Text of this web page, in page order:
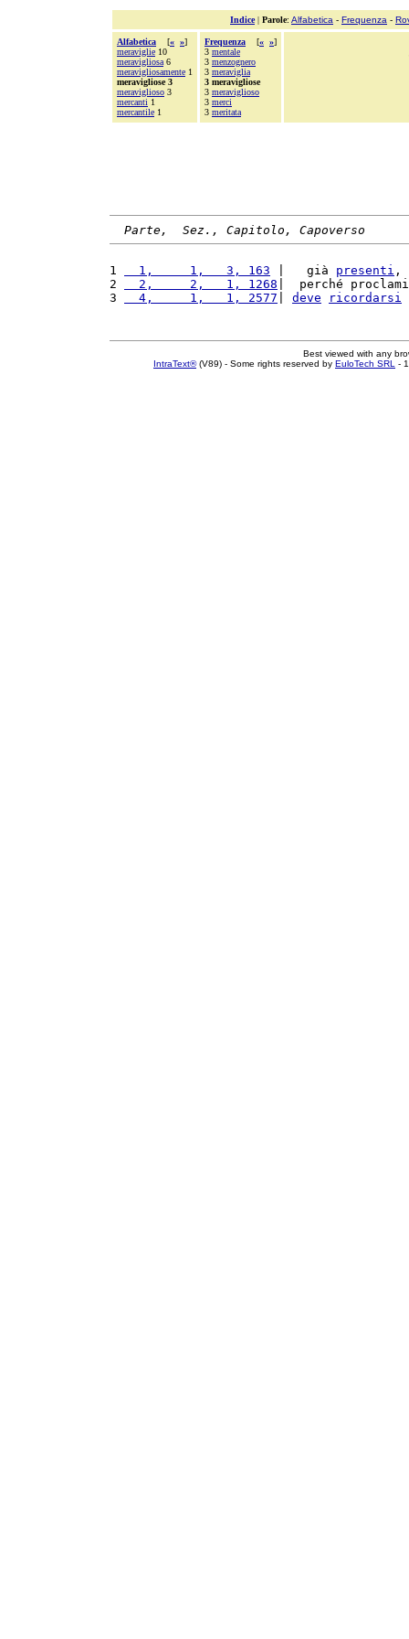
Indice| Parole: Alfabetica - Frequenza -
Alfabetica [« »]
meraviglie 10
meravigliosa 6
meravigliosamente 1
meravigliose 3
meraviglioso 3
mercanti 1
mercantile 1
Frequenza [« »]
3 mentale
3 menzognero
3 meraviglia
3 meravigliose
3 meraviglioso
3 merci
3 meritata
Parte,  Sez., Capitolo, Capoverso
1
  1,     1,   3, 163
|   già presenti ,
2
  2,     2,   1, 1268
|  perché
3
  4,     1,   1, 2577
deve ricordarsi
Best viewed with any
IntraText®(V89) - Some rights reserved by EuloTech SRL -